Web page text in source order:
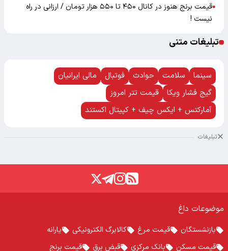
●
قیمت برنج هنوز در کانال ۴۵۰ تا ۵۵۰ هزار تومان / ارزانی در راه
نیست !
تبلیغات متنی
سینما سلامت حوادث فوتبال
مالی ایرانیان
گیج فشار ویکا
قیمت تتر امروز
آمارکتس + ایکس چیف + کپیتال اکستند
تبلیغات
موضوعات داغ
بازنشستگان قیمت مرغ کالابرگ الکترونیکی
یارانه
قیمت مسکن
بانک مرکزی قبض برق قیمت برنج